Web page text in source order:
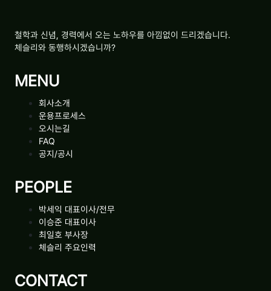
철학과 신념, 경력에서 오는 노하우를 아낌없이 드리겠습니다.
체슬리와 동행하시겠습니까?
MENU
회사소개
운용프로세스
오시는길
FAQ
공지/공시
PEOPLE
박세익 대표이사/전무
이승준 대표이사
최일호 부사장
체슬리 주요인력
CONTACT